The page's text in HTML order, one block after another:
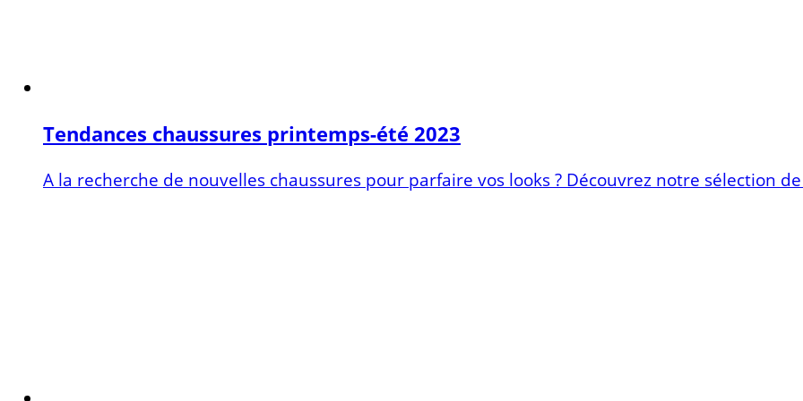
Tendances chaussures printemps-été 2023
A la recherche de nouvelles chaussures pour parfaire vos looks ? Découvrez notre sélection